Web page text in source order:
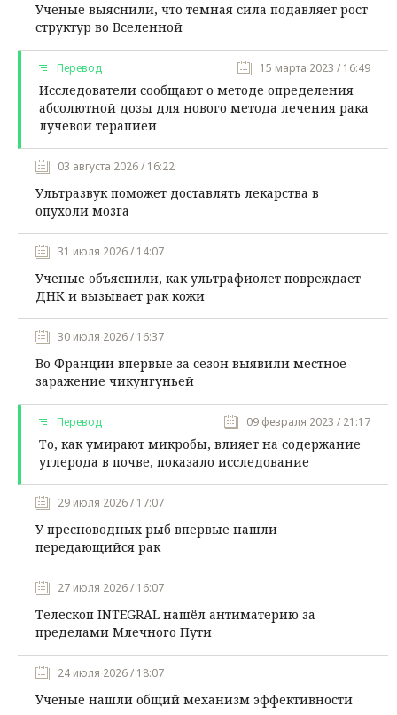
Ученые выяснили, что темная сила подавляет рост
структур во Вселенной
Перевод 15 марта 2023 / 16:49
Исследователи сообщают о методе определения
абсолютной дозы для нового метода лечения рака
лучевой терапией
03 августа 2026 / 16:22
Ультразвук поможет доставлять лекарства в
опухоли мозга
31 июля 2026 / 14:07
Ученые объяснили, как ультрафиолет повреждает
ДНК и вызывает рак кожи
30 июля 2026 / 16:37
Во Франции впервые за сезон выявили местное
заражение чикунгуньей
Перевод 09 февраля 2023 / 21:17
То, как умирают микробы, влияет на содержание
углерода в почве, показало исследование
29 июля 2026 / 17:07
У пресноводных рыб впервые нашли
передающийся рак
27 июля 2026 / 16:07
Телескоп INTEGRAL нашёл антиматерию за
пределами Млечного Пути
24 июля 2026 / 18:07
Ученые нашли общий механизм эффективности